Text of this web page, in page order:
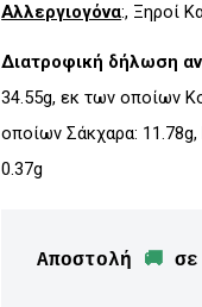
Αλλεργιογόνα:, Ξηροί
Διατροφική δήλωση
34.55g, εκ των οποίων
οποίων Σάκχαρα: 11.78g,
0.37g
Αποστολή 🚚